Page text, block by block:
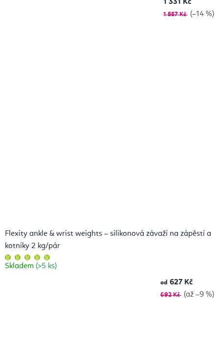
1 331 Kč
1 557 Kč (–14 %)
Flexity ankle & wrist weights – silikonová závaží na zápěstí a
kotníky 2 kg/pár
hodnocení
produktu
je
Skladem (>5 ks)
od 627 Kč
692 Kč (až –9 %)